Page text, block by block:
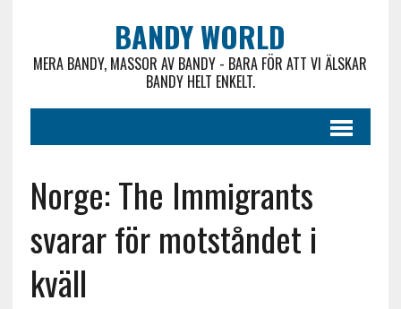
BANDY WORLD
MERA BANDY, MASSOR AV BANDY - BARA FÖR ATT VI ÄLSKAR
BANDY HELT ENKELT.
Norge: The Immigrants
svarar för motståndet i
kväll